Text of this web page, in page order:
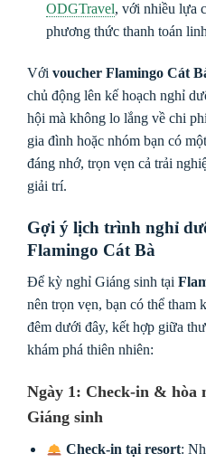
ODGTravel, với nhiều lựa
phương thức thanh toán
Với voucher Flamingo Cát
chủ động lên kế hoạch nghỉ
hội mà không lo lắng về chi
gia đình hoặc nhóm bạn có
đáng nhớ, trọn vẹn cả trải
giải trí.
Gợi ý lịch trình nghỉ
Flamingo Cát Bà
Để kỳ nghỉ Giáng sinh tại
nên trọn vẹn, bạn có thể tham
đêm dưới đây, kết hợp giữa
khám phá thiên nhiên:
Ngày 1: Check-in & hòa
Giáng sinh
Check-in tại resort: